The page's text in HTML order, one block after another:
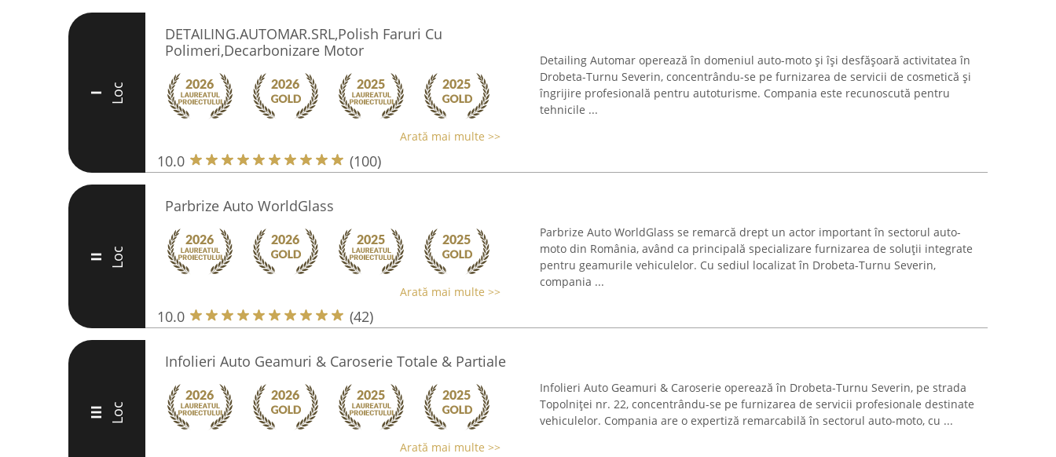
I Loc
DETAILING.AUTOMAR.SRL,Polish Faruri Cu
Polimeri,Decarbonizare Motor
Arată mai multe >>
10.0 (100)
Detailing Automar operează în domeniul auto-moto și își desfășoară activitatea în
Drobeta-Turnu Severin, concentrându-se pe furnizarea de servicii de cosmetică și
îngrijire profesională pentru autoturisme. Compania este recunoscută pentru
tehnicile ...
II Loc
Parbrize Auto WorldGlass
Arată mai multe >>
10.0 (42)
Parbrize Auto WorldGlass se remarcă drept un actor important în sectorul auto-
moto din România, având ca principală specializare furnizarea de soluții integrate
pentru geamurile vehiculelor. Cu sediul localizat în Drobeta-Turnu Severin,
compania ...
III Loc
Infolieri Auto Geamuri & Caroserie Totale & Partiale
Arată mai multe >>
Infolieri Auto Geamuri & Caroserie operează în Drobeta-Turnu Severin, pe strada
Topolniței nr. 22, concentrându-se pe furnizarea de servicii profesionale destinate
vehiculelor. Compania are o expertiză remarcabilă în sectorul auto-moto, cu ...